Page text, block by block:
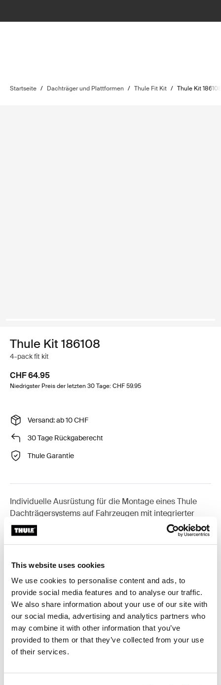
This website uses cookies
We use cookies to personalise content and ads, to
provide social media features and to analyse our traffic.
We also share information about your use of our site with
our social media, advertising and analytics partners who
may combine it with other information that you’ve
provided to them or that they’ve collected from your use
of their services.
Startseite / Dachträger und Plattformen / Thule Fit Kit / Thule Kit
Thule Kit 186108
4-pack fit kit
CHF 64.95
Niedrigster Preis der letzten 30 Tage: CHF 59.95
Versand: ab 10 CHF
30 Tage Rückgaberecht
Thule Garantie
Individuelle Ausrüstung für die Montage eines Thule
Dachträgersystems auf Fahrzeugen mit integrierter
Dachreling.
Toggle features
Alle Eigenschaften
Toggle techspec
Technische Daten
Toggle guides and instructions
Anleitung
Bewertungen